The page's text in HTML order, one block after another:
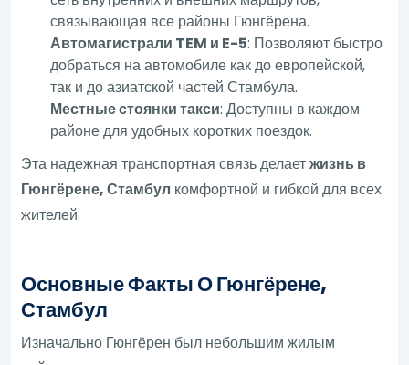
связывающая все районы Гюнгёрена.
Автомагистрали TEM и E-5: Позволяют быстро
добраться на автомобиле как до европейской,
так и до азиатской частей Стамбула.
Местные стоянки такси: Доступны в каждом
районе для удобных коротких поездок.
Эта надежная транспортная связь делаетжизнь в
Гюнгёрене, Стамбул комфортной и гибкой для всех
жителей.
Основные Факты О Гюнгёрене,
Стамбул
Изначально Гюнгёрен был небольшим жилым